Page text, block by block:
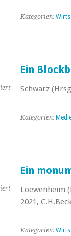
komplett
Kategorien:
für
zum
Ein
Schwarz
Kategorien:
für
zum
Ein
Loewenheim
2021,
Kategorien: